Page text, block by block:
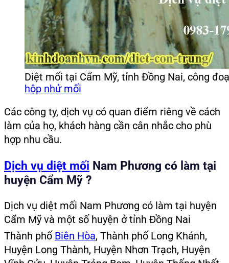
Diệt mối tại Cẩm Mỹ, tỉnh Đồng Nai, công
hộp nhử mối
Các công ty, dịch vụ có quan điểm riêng về cách
làm của họ, khách hàng cần cân nhắc cho phù
hợp nhu cầu.
Dịch vụ diệt mối Nam Phương có làm tại
huyện Cẩm Mỹ ?
Dịch vụ diệt mối Nam Phương có làm tại huyện
Cẩm Mỹ và một số huyện ở tỉnh Đồng Nai
Thành phố Biên Hòa, Thành phố Long Khánh,
Huyện Long Thành, Huyện Nhơn Trạch, Huyện